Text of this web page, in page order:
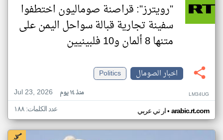
"رويترز": قراصنة صوماليون اختطفوا
سفينة تجارية قبالة سواحل اليمن على
متنها 8 ألمان و10 فلبينيين
اخبار الصومال
Politics
Jul 23, 2026
منذ ١٤ يوم LM34UG
ار تي عربي• arabic.rt.com عدد الكلمات: ١٨٨